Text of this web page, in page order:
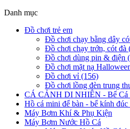
Danh mục
Đồ chơi trẻ em
Đồ chơi chạy bằng dây
Đồ chơi chạy trớn, cót đà
Đồ chơi dùng pin & điện
Đồ chơi mặt nạ
Đồ chơi vỉ (156)
Đồ chơi lồng đèn trung
CÁ CẢNH DI NHIÊN - Bể Cá
Hồ cá mini để bàn - bể kính đúc
Máy Bơm Khí & Phụ Kiện
Máy Bơm Nước Hồ Cá